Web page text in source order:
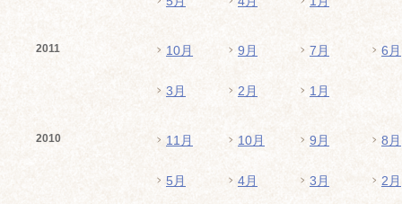
2011 10月 9月 7月 6月
3月 2月 1月
2010 11月 10月 9月 8月
5月 4月 3月 2月